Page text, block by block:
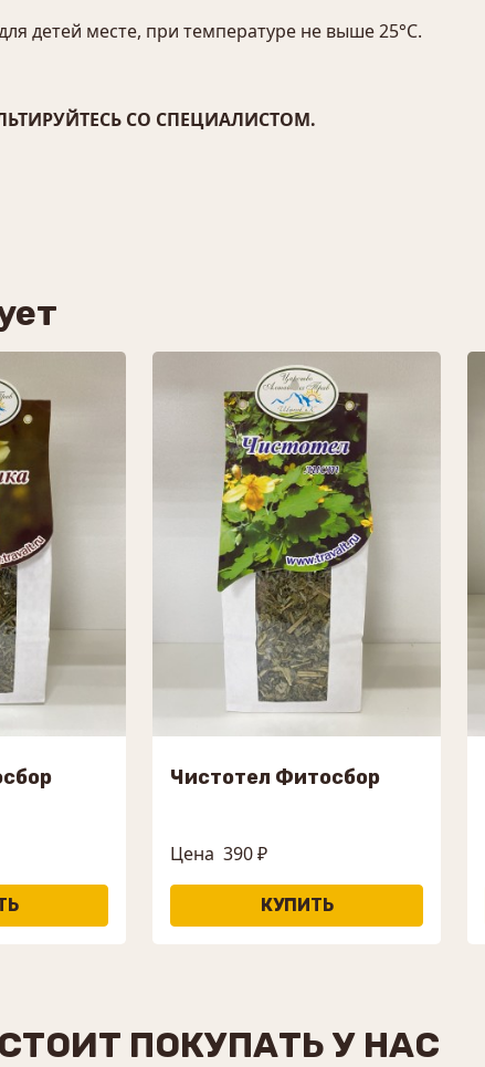
детей месте, при температуре не выше 25°С.
СО СПЕЦИАЛИСТОМ.
Чистотел Фитосбор
Цена 390 ₽
ПОКУПАТЬ У НАС